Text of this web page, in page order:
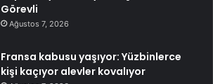
Görevli
Ağustos 7, 2026
Fransa kabusu yaşıyor: Yüzbinlerce
kişi kaçıyor alevler kovalıyor